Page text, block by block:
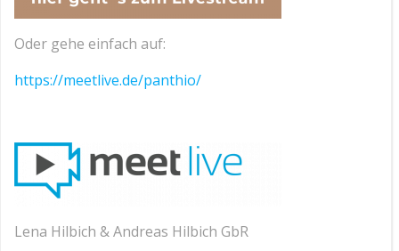
Oder gehe einfach auf:
https://meetlive.de/panthio/
Lena Hilbich & Andreas Hilbich GbR